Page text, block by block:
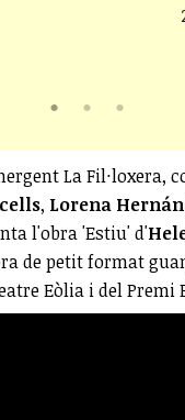
La Fil·loxera,
, Lorena
l'obra 'Estiu' d'
de petit format
Eòlia i del Premi